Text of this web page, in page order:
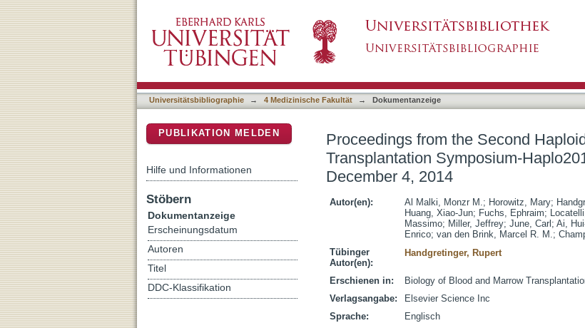
Proceedings from the Second Haploidentical Stem Cell
San Francisco, California, December 4, 2014
Universitätsbibliographie → 4 Medizinische Fakultät → Dokumentanzeige
Proceedings from the Second
Transplantation Symposium-
December 4, 2014
Autor(en): Al Malki, Monzr M.; Horowitz, Mary;
Huang, Xiao-Jun; Fuchs, Ephraim;
Massimo; Miller, Jeffrey; June, Carl ; Ai,
Enrico; van den Brink, Marcel R. M.;
Tübinger
Autor(en):
Handgretinger, Rupert
Erschienen in:
Biology of Blood and Marrow
Verlagsangabe:
Elsevier Science Inc
Sprache:
Englisch
PUBLIKATION MELDEN
Hilfe und Informationen
Stöbern
Dokumentanzeige
Erscheinungsdatum
Autoren
Titel
DDC-Klassifikation